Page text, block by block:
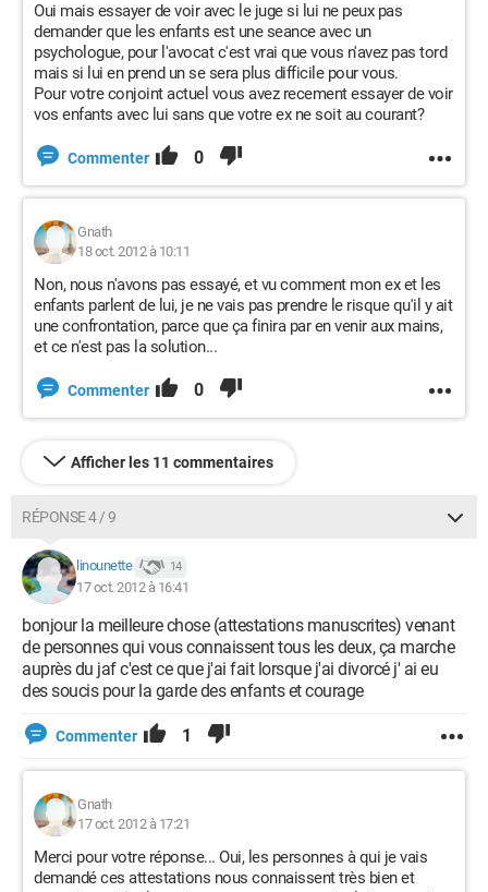
Oui mais essayer de voir avec le juge si lui ne peux pas
demander que les enfants est une seance avec un
psychologue, pour l'avocat c'est vrai que vous n'avez pas tord
mais si lui en prend un se sera plus difficile pour vous.
Pour votre conjoint actuel vous avez recement essayer de voir
vos enfants avec lui sans que votre ex ne soit au courant?
Commenter 0
Gnath
18 oct. 2012 à 10:11
Non, nous n'avons pas essayé, et vu comment mon ex et les
enfants parlent de lui, je ne vais pas prendre le risque qu'il y ait
une confrontation, parce que ça finira par en venir aux mains,
et ce n'est pas la solution...
Commenter 0
Afficher les 11 commentaires
RÉPONSE 4 / 9
linounette 14
17 oct. 2012 à 16:41
bonjour la meilleure chose (attestations manuscrites) venant
de personnes qui vous connaissent tous les deux, ça marche
auprès du jaf c'est ce que j'ai fait lorsque j'ai divorcé j' ai eu
des soucis pour la garde des enfants et courage
Commenter 1
Gnath
17 oct. 2012 à 17:21
Merci pour votre réponse... Oui, les personnes à qui je vais
demandé ces attestations nous connaissent très bien et